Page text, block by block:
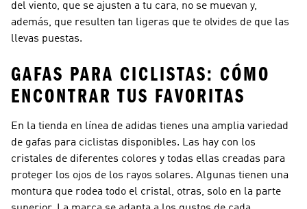
del viento, que se ajusten a tu cara, no se muevan y,
además, que resulten tan ligeras que te olvides de que las
llevas puestas.
GAFAS PARA CICLISTAS: CÓMO
ENCONTRAR TUS FAVORITAS
En la tienda en línea de adidas tienes una amplia variedad
de gafas para ciclistas disponibles. Las hay con los
cristales de diferentes colores y todas ellas creadas para
proteger los ojos de los rayos solares. Algunas tienen una
montura que rodea todo el cristal, otras, solo en la parte